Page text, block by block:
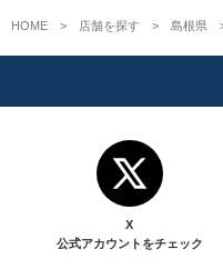
HOME 店舗を探す 島根県
X
公式アカウントをチェック